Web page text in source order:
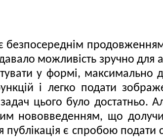
продовженням
давало можливість зручно
у формі,
і легко подати
цього було достатньо.
нововведенням, що
публікація є спробою